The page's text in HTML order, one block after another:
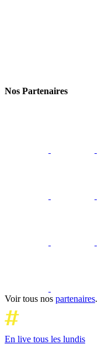
Nos Partenaires
Voir tous nos partenaires.
En live tous les lundis